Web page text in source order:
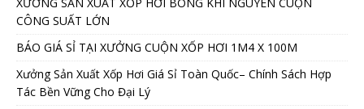
CÔNG SUẤT LỚN
BÁO GIÁ SỈ TẠI XƯỞNG CUỘN XỐP HƠI 1M4 X 100M
Xưởng Sản Xuất Xốp Hơi Giá Sỉ Toàn Quốc– Chính Sách Hợp
Tác Bền Vững Cho Đại Lý